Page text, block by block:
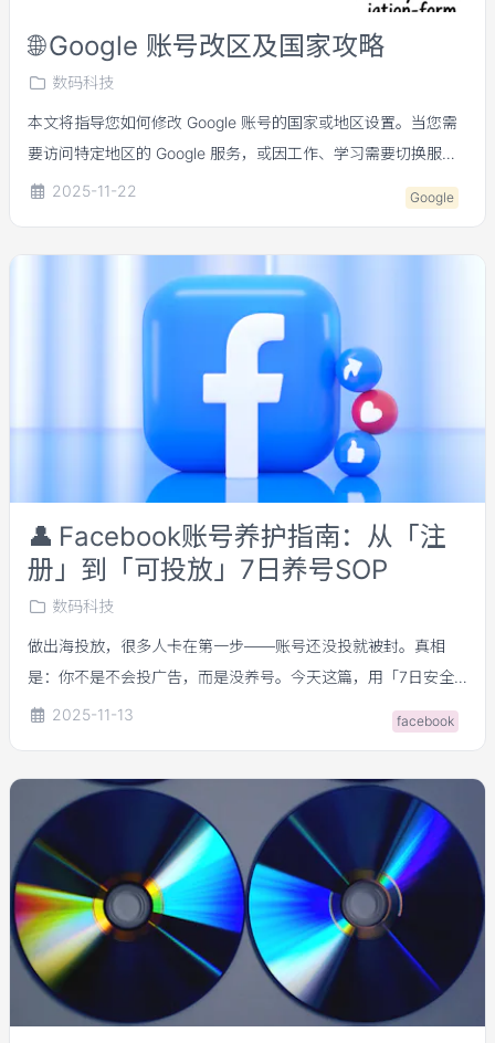
🌐Google 账号改区及国家攻略
数码科技
本文将指导您如何修改 Google 账号的国家或地区设置。当您需
要访问特定地区的 Google 服务，或因工作、学习需要切换服务
区域时，可以按照以下步骤进行操作。
2025-11-22 Google
👤 Facebook账号养护指南：从「注
册」到「可投放」7日养号SOP
数码科技
做出海投放，很多人卡在第一步——账号还没投就被封。真相
是：你不是不会投广告，而是没养号。今天这篇，用「7日安全
周期表」帮你把账号从注册 → 养号 → 可投放，走完一套可复制
2025-11-13 facebook